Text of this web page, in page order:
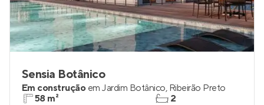
Sensia Botânico
Em construção em Jardim Botânico, Ribeirão Preto
58 m²
2